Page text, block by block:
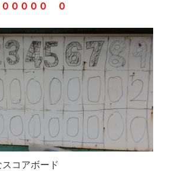
０００００ ０
コアボード